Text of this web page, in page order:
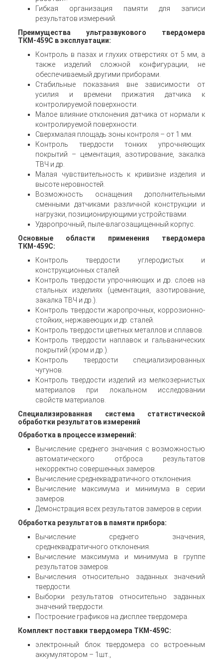
Гибкая организация памяти для записи
результатов измерений.
Преимущества ультразвукового твердомера
ТКМ-459С в эксплуатации:
Контроль в пазах и глухих отверстиях от 5 мм, а
также изделий сложной конфигурации, не
обеспечиваемый другими приборами.
Стабильные показания вне зависимости от
усилия и времени прижатия датчика к
контролируемой поверхности.
Малое влияние отклонения датчика от нормали к
контролируемой поверхности.
Сверхмалая площадь зоны контроля – от 1 мм.
Контроль твердости тонких упрочняющих
покрытий – цементация, азотирование, закалка
ТВЧ и др.
Малая чувствительность к кривизне изделия и
высоте неровностей.
Возможность оснащения дополнительными
сменными датчиками различной конструкции и
нагрузки, позиционирующими устройствами.
Ударопрочный, пыле-влагозащищенный корпус.
Основные области применения твердомера
ТКМ-459С:
Контроль твердости углеродистых и
конструкционных сталей.
Контроль твердости упрочняющих и др. слоев на
стальных изделиях (цементация, азотирование,
закалка ТВЧ и др.).
Контроль твердости жаропрочных, коррозионно-
стойких, нержавеющих и др. сталей.
Контроль твердости цветных металлов и сплавов.
Контроль твердости наплавок и гальванических
покрытий (хром и др.).
Контроль твердости специализированных
чугунов.
Контроль твердости изделий из мелкозернистых
материалов при локальном исследовании
свойств материалов.
Специализированная система статистической
обработки результатов измерений
Обработка в процессе измерений:
Вычисление среднего значения с возможностью
автоматического отброса результатов
некорректно совершенных замеров.
Вычисление среднеквадратичного отклонения.
Вычисление максимума и минимума в серии
замеров.
Демонстрация всех результатов замеров в серии.
Обработка результатов в памяти прибора:
Вычисление среднего значения,
среднеквадратичного отклонения.
Вычисление максимума и минимума в группе
результатов замеров.
Вычисления относительно заданных значений
твердости.
Выборки результатов относительно заданных
значений твердости.
Построение графиков на дисплее твердомера.
Комплект поставки твердомера ТКМ-459С:
электронный блок твердомера со встроенным
аккумулятором – 1шт.,